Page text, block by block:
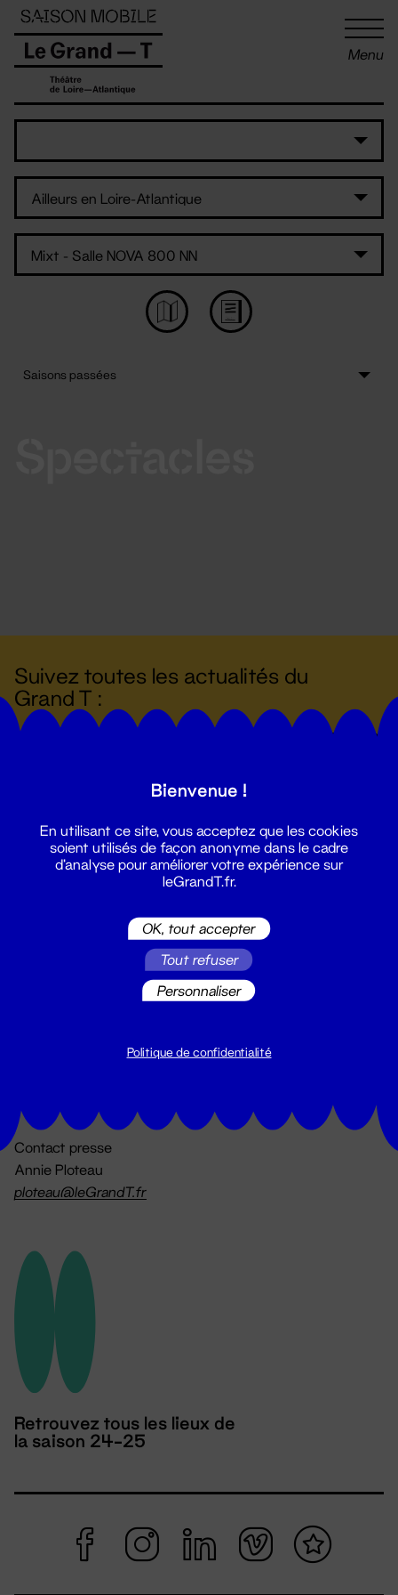
Menu
Suivez toutes les actualités du
Grand T :
billetterie@leGrandT.fr
Du lundi au vendredi 14h → 18h
Contact presse
Annie Ploteau
ploteau@leGrandT.fr
Retrouvez tous les lieux de
la saison 24-25
Panneau de gestion des cookies
Bienvenue !
En utilisant ce site, vous acceptez que les cookies
soient utilisés de façon anonyme dans le cadre
d'analyse pour améliorer votre expérience sur
leGrandT.fr.
OK, tout accepter
Tout refuser
Personnaliser
Politique de confidentialité